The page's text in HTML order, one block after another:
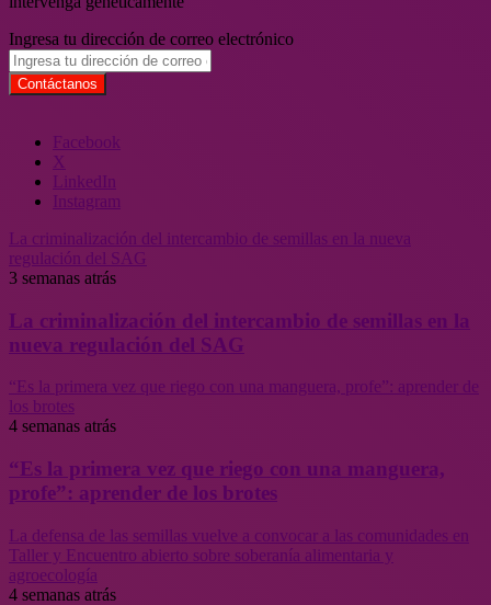
Ingresa tu dirección de correo electrónico
Facebook
X
LinkedIn
Instagram
La criminalización del intercambio de semillas en la nueva
regulación del SAG
3 semanas atrás
La criminalización del intercambio de semillas en la
nueva regulación del SAG
“Es la primera vez que riego con una manguera, profe”: aprender de
los brotes
4 semanas atrás
“Es la primera vez que riego con una manguera,
profe”: aprender de los brotes
La defensa de las semillas vuelve a convocar a las comunidades en
Taller y Encuentro abierto sobre soberanía alimentaria y
agroecología
4 semanas atrás